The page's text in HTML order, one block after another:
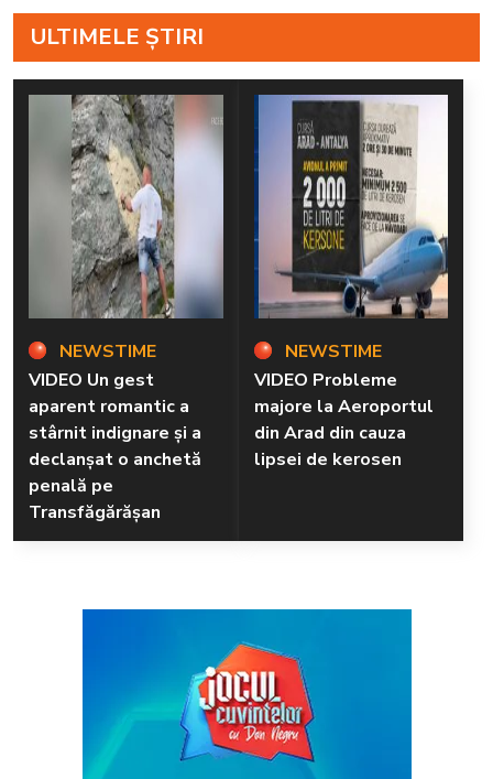
ULTIMELE ȘTIRI
NEWSTIME
VIDEO Un gest
aparent romantic a
stârnit indignare și a
declanșat o anchetă
penală pe
Transfăgărășan
NEWSTIME
VIDEO Probleme
majore la Aeroportul
din Arad din cauza
lipsei de kerosen